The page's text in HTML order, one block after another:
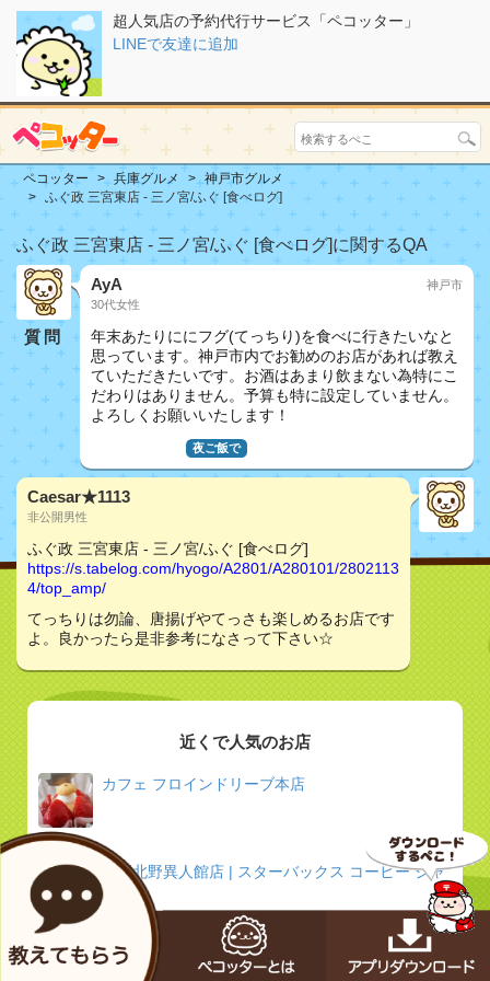
超人気店の予約代行サービス「ペコッター」
LINEで友達に追加
ペコッター 兵庫グルメ
神戸市グルメ
ふぐ政 三宮東店 - 三ノ宮/ふぐ [食べログ]
ふぐ政 三宮東店 - 三ノ宮/ふぐ [食べログ]に関するQA
質問
AyA
30代女性
神戸市
年末あたりににフグ(てっちり)を食べに行きたいなと
思っています。神戸市内でお勧めのお店があれば教え
ていただきたいです。お酒はあまり飲まない為特にこ
だわりはありません。予算も特に設定していません。
よろしくお願いいたします！
夜ご飯で
Caesar★1113
非公開男性
ふぐ政 三宮東店 - 三ノ宮/ふぐ [食べログ]
https://s.tabelog.com/hyogo/A2801/A280101/2802113
4/top_amp/
てっちりは勿論、唐揚げやてっさも楽しめるお店です
よ。良かったら是非参考になさって下さい☆
近くで人気のお店
カフェ フロインドリーブ本店
神戸北野異人館店 | スターバックス コーヒー ジャ
パン
鉄板焼 ねいろ